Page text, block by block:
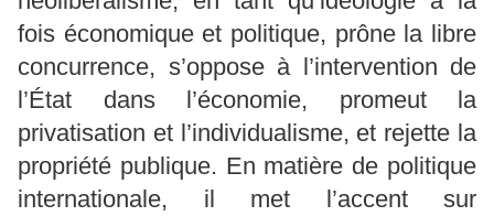
fois économique et politique, prône la libre
concurrence, s’oppose à l’intervention de
l’État dans l’économie, promeut la
privatisation et l’individualisme, et rejette la
propriété publique. En matière de politique
internationale, il met l’accent sur